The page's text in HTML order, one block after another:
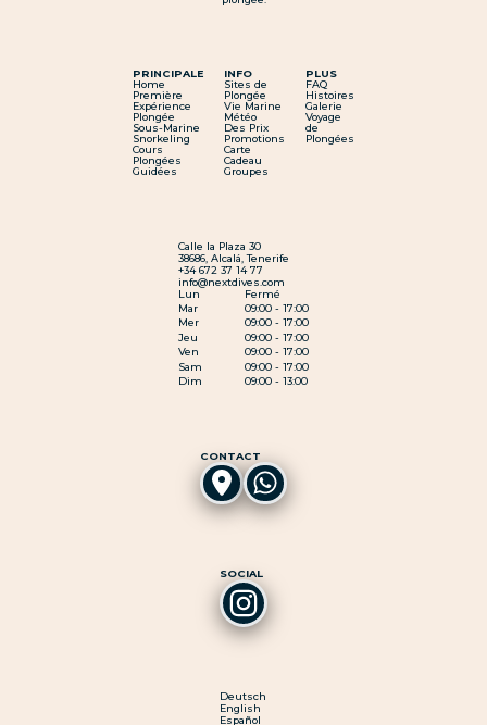
PRINCIPALE
Home
Première
Expérience
Plongée
Sous-Marine
Snorkeling
Cours
Plongées
Guidées
INFO
Sites de
Plongée
Vie Marine
Météo
Des Prix
Promotions
Carte
Cadeau
Groupes
PLUS
FAQ
Histoires
Galerie
Voyage
de
Plongées
Calle la Plaza 30
38686, Alcalá, Tenerife
+34 672 37 14 77
info@nextdives.com
Lun
Fermé
Mar
09:00 - 17:00
Mer
09:00 - 17:00
Jeu
09:00 - 17:00
Ven
09:00 - 17:00
Sam
09:00 - 17:00
Dim
09:00 - 13:00
CONTACT
SOCIAL
Deutsch
English
Español